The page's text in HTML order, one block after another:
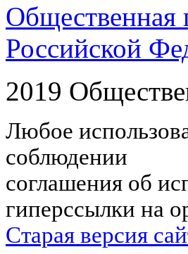
Общественная
Российской
2019
Любое
соблюдении
соглашения об
гиперссылки на
Старая версия